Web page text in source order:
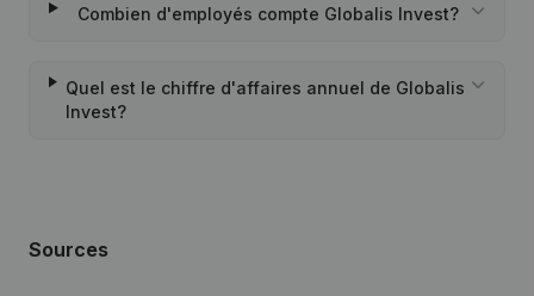
Combien d'employés compte Globalis Invest?
Quel est le chiffre d'affaires annuel de Globalis
Invest?
Sources